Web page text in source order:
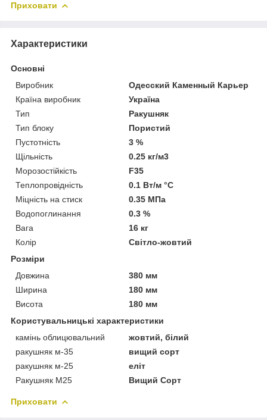
Приховати
Характеристики
Основні
Виробник
Одесский Каменный Карьер
Країна виробник
Україна
Тип
Ракушняк
Тип блоку
Пористий
Пустотність
3 %
Щільність
0.25 кг/м3
Морозостійкість
F35
Теплопровідність
0.1 Вт/м °С
Міцність на стиск
0.35 МПа
Водопоглинання
0.3 %
Вага
16 кг
Колір
Світло-жовтий
Розміри
Довжина
380 мм
Ширина
180 мм
Висота
180 мм
Користувальницькі характеристики
камінь облицювальний
жовтий, білий
ракушняк м-35
вищий сорт
ракушняк м-25
еліт
Ракушняк М25
Вищий Сорт
Приховати